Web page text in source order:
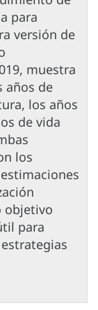
para
versión de
muestra
años de
los años
de vida
los
objetivo
para